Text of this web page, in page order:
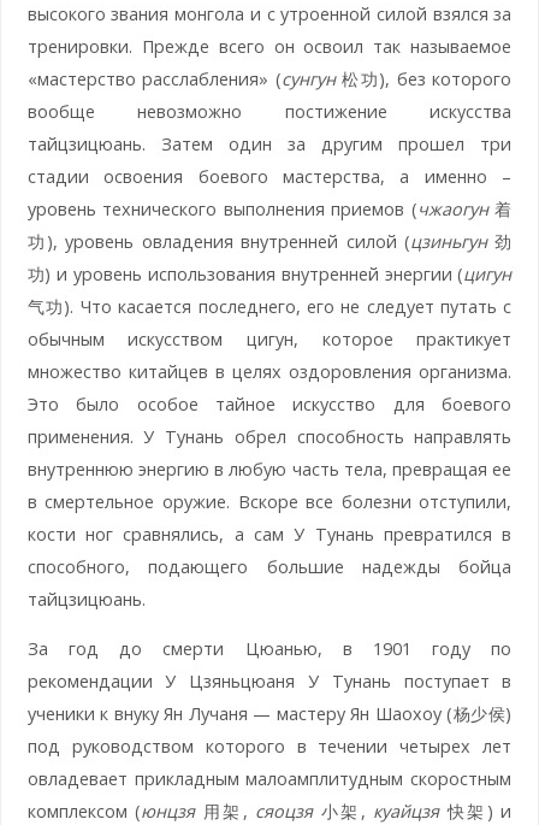
высокого звания монгола и с утроенной силой взялся за
тренировки. Прежде всего он освоил так называемое
«мастерство расслабления» (сунгун松功), без которого
вообще невозможно постижение искусства
тайцзицюань. Затем один за другим прошел три
стадии освоения боевого мастерства, а именно –
уровень технического выполнения приемов (чжаогун着
功), уровень овладения внутренней силой (цзиньгун劲
功) и уровень использования внутренней энергии (цигун
气功). Что касается последнего, его не следует путать с
обычным искусством цигун, которое практикует
множество китайцев в целях оздоровления организма.
Это было особое тайное искусство для боевого
применения. У Тунань обрел способность направлять
внутреннюю энергию в любую часть тела, превращая ее
в смертельное оружие. Вскоре все болезни отступили,
кости ног сравнялись, а сам У Тунань превратился в
способного, подающего большие надежды бойца
тайцзицюань.
За год до смерти Цюанью, в 1901 году по
рекомендации У Цзяньцюаня У Тунань поступает в
ученики к внуку Ян Лучаня — мастеру Ян Шаохоу (杨少侯)
под руководством которого в течении четырех лет
овладевает прикладным малоамплитудным скоростным
комплексом (юнцзя用架, сяоцзя小架, куайцзя快架) и